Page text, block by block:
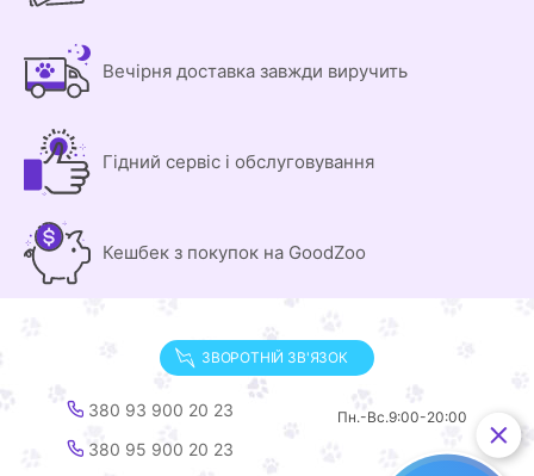
Вечірня доставка завжди виручить
Гідний сервіс і обслуговування
Кешбек з покупок на GoodZoo
ЗВОРОТНІЙ ЗВ'ЯЗОК
380 93 900 20 23
380 95 900 20 23
Пн.-Вс.9:00-20:00